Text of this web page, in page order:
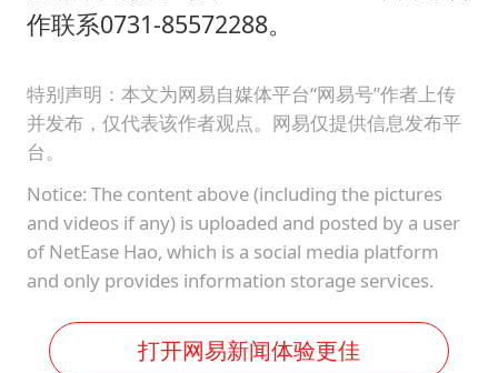
作联系0731-85572288。
特别声明：本文为网易自媒体平台“网易号”作者上传
并发布，仅代表该作者观点。网易仅提供信息发布平
台。
Notice: The content above (including the pictures
and videos if any) is uploaded and posted by a user
of NetEase Hao, which is a social media platform
and only provides information storage services.
打开网易新闻体验更佳